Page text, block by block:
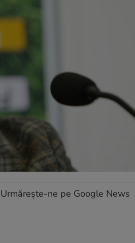
Urmărește-ne pe Google News